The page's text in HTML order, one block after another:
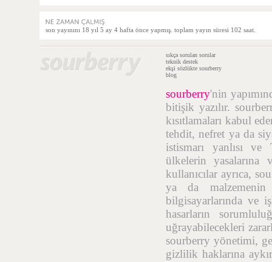
son yayınını 18 yıl 5 ay 4 hafta önce yapmış. toplam yayın süresi 102 saat.
sıkça sorulan sorular
teknik destek
ekşi sözlükte sourberry
blog
sourberry'nin
bitişik yazılır.
kısıtlamaları kabul
tehdit, nefret ya da
istismarı yanlısı
ülkelerin yasalarına
kullanıcılar ayrıca,
ya da malzemenin
bilgisayarlarında ve
hasarların
uğrayabilecekleri
sourberry yönetimi,
gizlilik haklarına